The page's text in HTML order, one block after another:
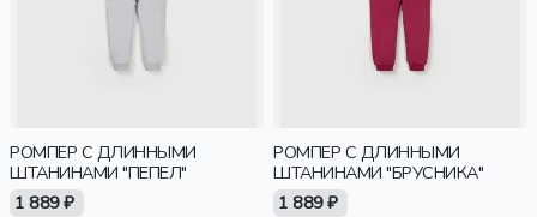
РОМПЕР С ДЛИННЫМИ
ШТАНИНАМИ "ПЕПЕЛ"
1 889 ₽
РОМПЕР С ДЛИННЫМИ
ШТАНИНАМИ "БРУСНИКА"
1 889 ₽